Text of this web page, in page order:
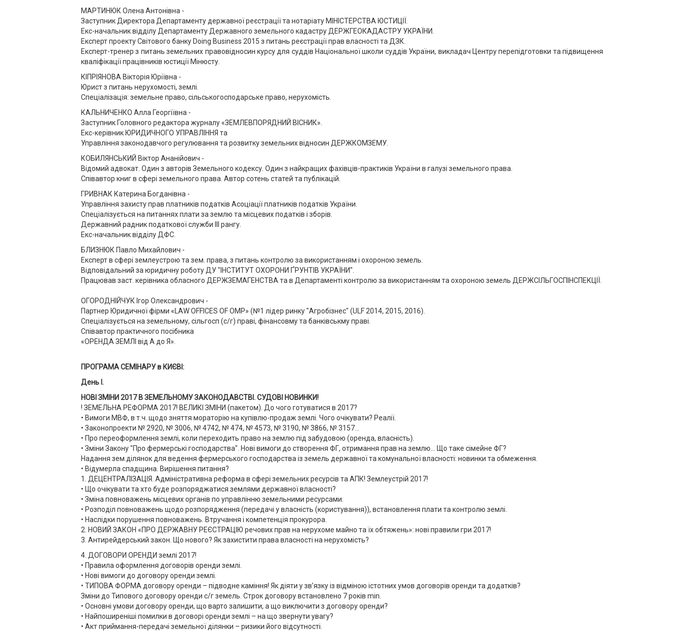
МАРТИНЮК Олена Антонівна -
Заступник Директора Департаменту державної реєстрації та нотаріату МІНІСТЕРСТВА ЮСТИЦІЇ.
Екс-начальник відділу Департаменту Державного земельного кадастру ДЕРЖГЕОКАДАСТРУ УКРАЇНИ.
Експерт проекту Світового банку Doing Business 2015 з питань реєстрації прав власності та ДЗК.
Експерт-тренер з питань земельних правовідносин курсу для суддів Національної школи суддів України, викладач Центру перепідготовки та підвищення
кваліфікації працівників юстиції Мінюсту.
КІПРІЯНОВА Вікторія Юріївна -
Юрист з питань нерухомості, землі.
Спеціалізація: земельне право, сільськогосподарське право, нерухомість.
КАЛЬНИЧЕНКО Алла Георгіївна -
Заступник Головного редактора журналу «ЗЕМЛЕВПОРЯДНИЙ ВІСНИК».
Екс-керівник ЮРИДИЧНОГО УПРАВЛІННЯ та
Управління законодавчого регулювання та розвитку земельних відносин ДЕРЖКОМЗЕМУ.
КОБИЛЯНСЬКИЙ Віктор Ананійович -
Відомий адвокат. Один з авторів Земельного кодексу. Один з найкращих фахівців-практиків України в галузі земельного права.
Співавтор книг в сфері земельного права. Автор сотень статей та публікацій.
ГРИВНАК Катерина Богданівна -
Управління захисту прав платників податків Асоціації платників податків України.
Спеціалізується на питаннях плати за землю та місцевих податків і зборів.
Державний радник податкової служби ІІІ рангу.
Екс-начальник відділу ДФС.
БЛИЗНЮК Павло Михайлович -
Експерт в сфері землеустрою та зем. права, з питань контролю за використанням і охороною земель.
Відповідальний за юридичну роботу ДУ "ІНСТИТУТ ОХОРОНИ ҐРУНТІВ УКРАЇНИ".
Працював заст. керівника обласного ДЕРЖЗЕМАГЕНСТВА та в Департаменті контролю за використанням та охороною земель ДЕРЖСІЛЬГОСПІНСПЕКЦІЇ.
ОГОРОДНІЙЧУК Ігор Олександрович -
Партнер Юридичної фірми «LAW OFFICES OF OMP» (№1 лідер ринку "Агробізнес" (ULF 2014, 2015, 2016).
Спеціалізується на земельному, сільгосп (с/г) праві, фінансовму та банківськму праві.
Співавтор практичного посібника
«ОРЕНДА ЗЕМЛІ від А до Я».
ПРОГРАМА СЕМІНАРУ в КИЄВІ:
День І.
НОВІ ЗМІНИ 2017 В ЗЕМЕЛЬНОМУ ЗАКОНОДАВСТВІ. СУДОВІ НОВИНКИ!
! ЗЕМЕЛЬНА РЕФОРМА 2017! ВЕЛИКІ ЗМІНИ (пакетом). До чого готуватися в 2017?
• Вимоги МВФ, в т.ч. щодо зняття мораторію на купівлю-продаж землі. Чого очікувати? Реалії.
• Законопроекти № 2920, № 3006, № 4742, № 474, № 4573, № 3190, № 3866, № 3157...
• Про переоформлення землі, коли переходить право на землю під забудовою (оренда, власність).
• Зміни Закону "Про фермерські господарства". Нові вимоги до створення ФГ, отримання прав на землю... Що таке сімейне ФГ?
Надання зем.ділянок для ведення фермерського господарства із земель державної та комунальної власності: новинки та обмеження.
• Відумерла спадщина. Вирішення питання?
1. ДЕЦЕНТРАЛІЗАЦІЯ. Адміністративна реформа в сфері земельних ресурсів та АПК! Землеустрій 2017!
• Що очікувати та хто буде розпоряджатися землями державної власності?
• Зміна повноважень місцевих органів по управлінню земельними ресурсами.
• Розподіл повноважень щодо розпорядження (передачі у власність (користування)), встановлення плати та контролю землі.
• Наслідки порушення повноважень. Втручання і компетенція прокурора.
2. НОВИЙ ЗАКОН «ПРО ДЕРЖАВНУ РЕЄСТРАЦІЮ речових прав на нерухоме майно та їх обтяжень»: нові правили гри 2017!
3. Антирейдерський закон. Що нового? Як захистити права власності на нерухомість?
4. ДОГОВОРИ ОРЕНДИ землі 2017!
• Правила оформлення договорів оренди землі.
• Нові вимоги до договору оренди землі.
• ТИПОВА ФОРМА договору оренди – підводне каміння! Як діяти у зв’язку із відміною істотних умов договорів оренди та додатків?
Зміни до Типового договору оренди с/г земель. Строк договору встановлено 7 років min.
• Основні умови договору оренди, що варто залишити, а що виключити з договору оренди?
• Найпоширеніші помилки в договорі оренди землі – на що звернути увагу?
• Акт приймання-передачі земельної ділянки – ризики його відсутності.